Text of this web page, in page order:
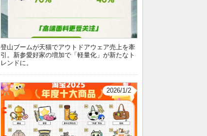
登山ブームが天猫でアウトドアウェア売上を牽
引。新参愛好家の増加で「軽量化」が新たなト
レンドに。
2026/1/2